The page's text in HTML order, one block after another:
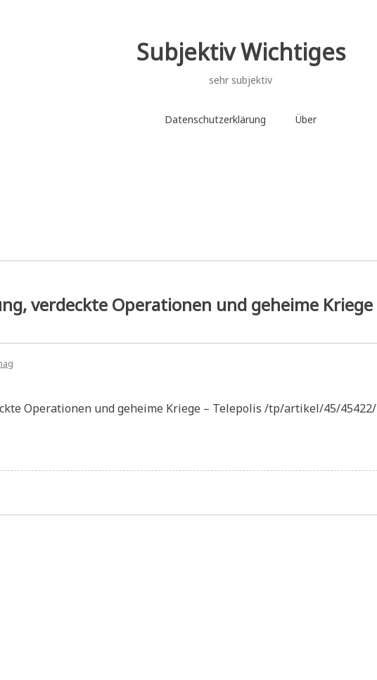
Subjektiv Wichtiges
sehr subjektiv
Datenschutzerklärung Über
verdeckte Operationen und geheime Kriege
Operationen und geheime Kriege – Telepolis /tp/artikel/45/45422/